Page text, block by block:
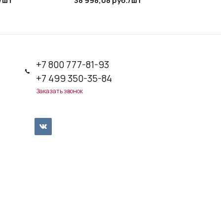
+7 800 777-81-93
+7 499 350-35-84
Заказать звонок